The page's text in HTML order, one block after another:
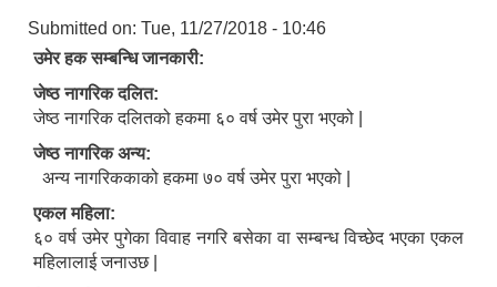
Submitted on: Tue, 11/27/2018 - 10:46
उमेर हक सम्बन्धि जानकारी:
जेष्ठ नागरिक दलित:
जेष्ठ नागरिक दलितको हकमा ६० वर्ष उमेर पुरा भएको |
जेष्ठ नागरिक अन्य:
अन्य नागरिककाको हकमा ७० वर्ष उमेर पुरा भएको |
एकल महिला:
६० वर्ष उमेर पुगेका विवाह नगरि बसेका वा सम्बन्ध विच्छेद भएका एकल
महिलालाई जनाउछ |